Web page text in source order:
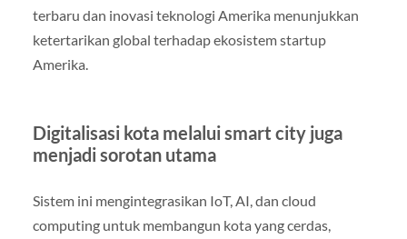
terbaru dan inovasi teknologi Amerika menunjukkan
ketertarikan global terhadap ekosistem startup
Amerika.
Digitalisasi kota melalui smart city juga
menjadi sorotan utama
Sistem ini mengintegrasikan IoT, AI, dan cloud
computing untuk membangun kota yang cerdas,